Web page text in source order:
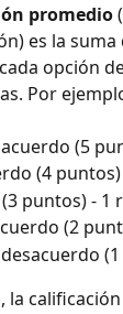
promedio
es la
opción
Por
(5
(4
puntos) - 1
(2
la